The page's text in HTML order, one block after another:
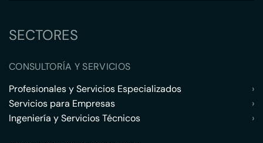
SECTORES
CONSULTORÍA Y SERVICIOS
Profesionales y Servicios Especializados
›
Servicios para Empresas
›
Ingeniería y Servicios Técnicos
›